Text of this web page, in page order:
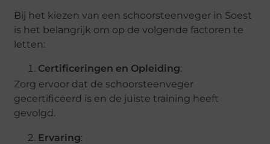
Bij het kiezen van een schoorsteenveger in Soest
is het belangrijk om op de volgende factoren te
letten:
Certificeringen en Opleiding:
Zorg ervoor dat de schoorsteenveger
gecertificeerd is en de juiste training heeft
gevolgd.
Ervaring: